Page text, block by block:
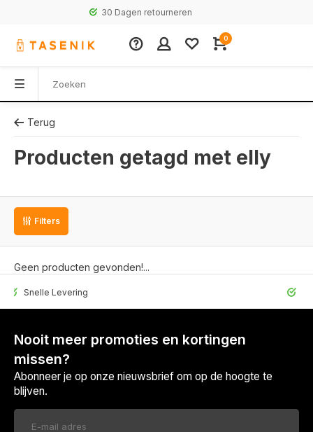
30 Dagen retourneren
0
Terug
Producten getagd met elly
Filters
Geen producten gevonden!...
Levering 30
Nooit meer promoties en kortingen
missen?
Abonneer je op onze nieuwsbrief om op de hoogte te
blijven.